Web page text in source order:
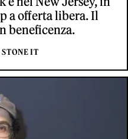
a offerta libera. Il
beneficenza.
IT